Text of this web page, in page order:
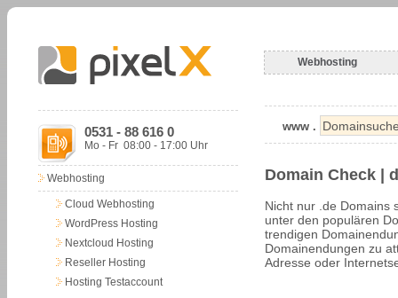
Webhosting
0531 - 88 616 0
Mo - Fr 08:00 - 17:00 Uhr
Webhosting
Cloud Webhosting
WordPress Hosting
Nextcloud Hosting
Reseller Hosting
Hosting Testaccount
www .
Domain Check |
Nicht nur .de Domains
unter den populären
trendigen
Domainendungen zu
Adresse oder